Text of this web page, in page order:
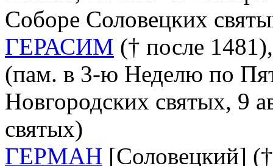
Соборе Соловецких
ГЕРАСИМ († после
(пам. в 3-ю Неделю по
Новгородских святых, 9
святых)
ГЕРМАН [Соловецкий]